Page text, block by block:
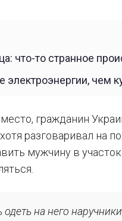
что-то странное
электроэнергии, чем
гражданин
разговаривал на
мужчину в
на него